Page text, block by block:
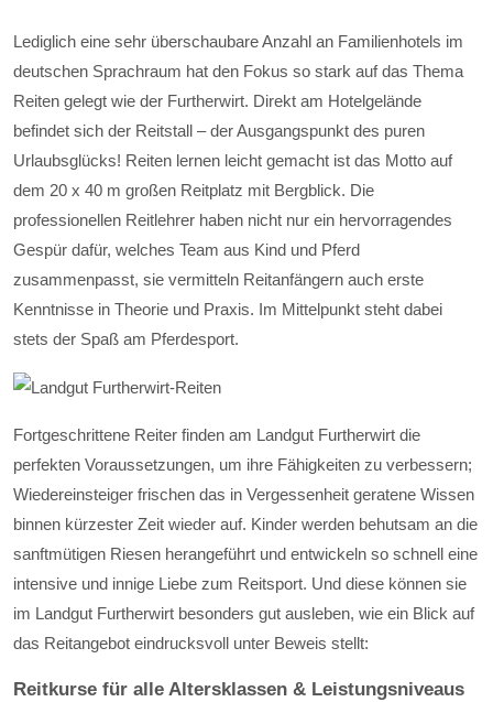
Lediglich eine sehr überschaubare Anzahl an Familienhotels im
deutschen Sprachraum hat den Fokus so stark auf das Thema
Reiten gelegt wie der Furtherwirt. Direkt am Hotelgelände
befindet sich der Reitstall – der Ausgangspunkt des puren
Urlaubsglücks! Reiten lernen leicht gemacht ist das Motto auf
dem 20 x 40 m großen Reitplatz mit Bergblick. Die
professionellen Reitlehrer haben nicht nur ein hervorragendes
Gespür dafür, welches Team aus Kind und Pferd
zusammenpasst, sie vermitteln Reitanfängern auch erste
Kenntnisse in Theorie und Praxis. Im Mittelpunkt steht dabei
stets der Spaß am Pferdesport.
Fortgeschrittene Reiter finden am Landgut Furtherwirt die
perfekten Voraussetzungen, um ihre Fähigkeiten zu verbessern;
Wiedereinsteiger frischen das in Vergessenheit geratene Wissen
binnen kürzester Zeit wieder auf. Kinder werden behutsam an die
sanftmütigen Riesen herangeführt und entwickeln so schnell eine
intensive und innige Liebe zum Reitsport. Und diese können sie
im Landgut Furtherwirt besonders gut ausleben, wie ein Blick auf
das Reitangebot eindrucksvoll unter Beweis stellt:
Reitkurse für alle Altersklassen & Leistungsniveaus